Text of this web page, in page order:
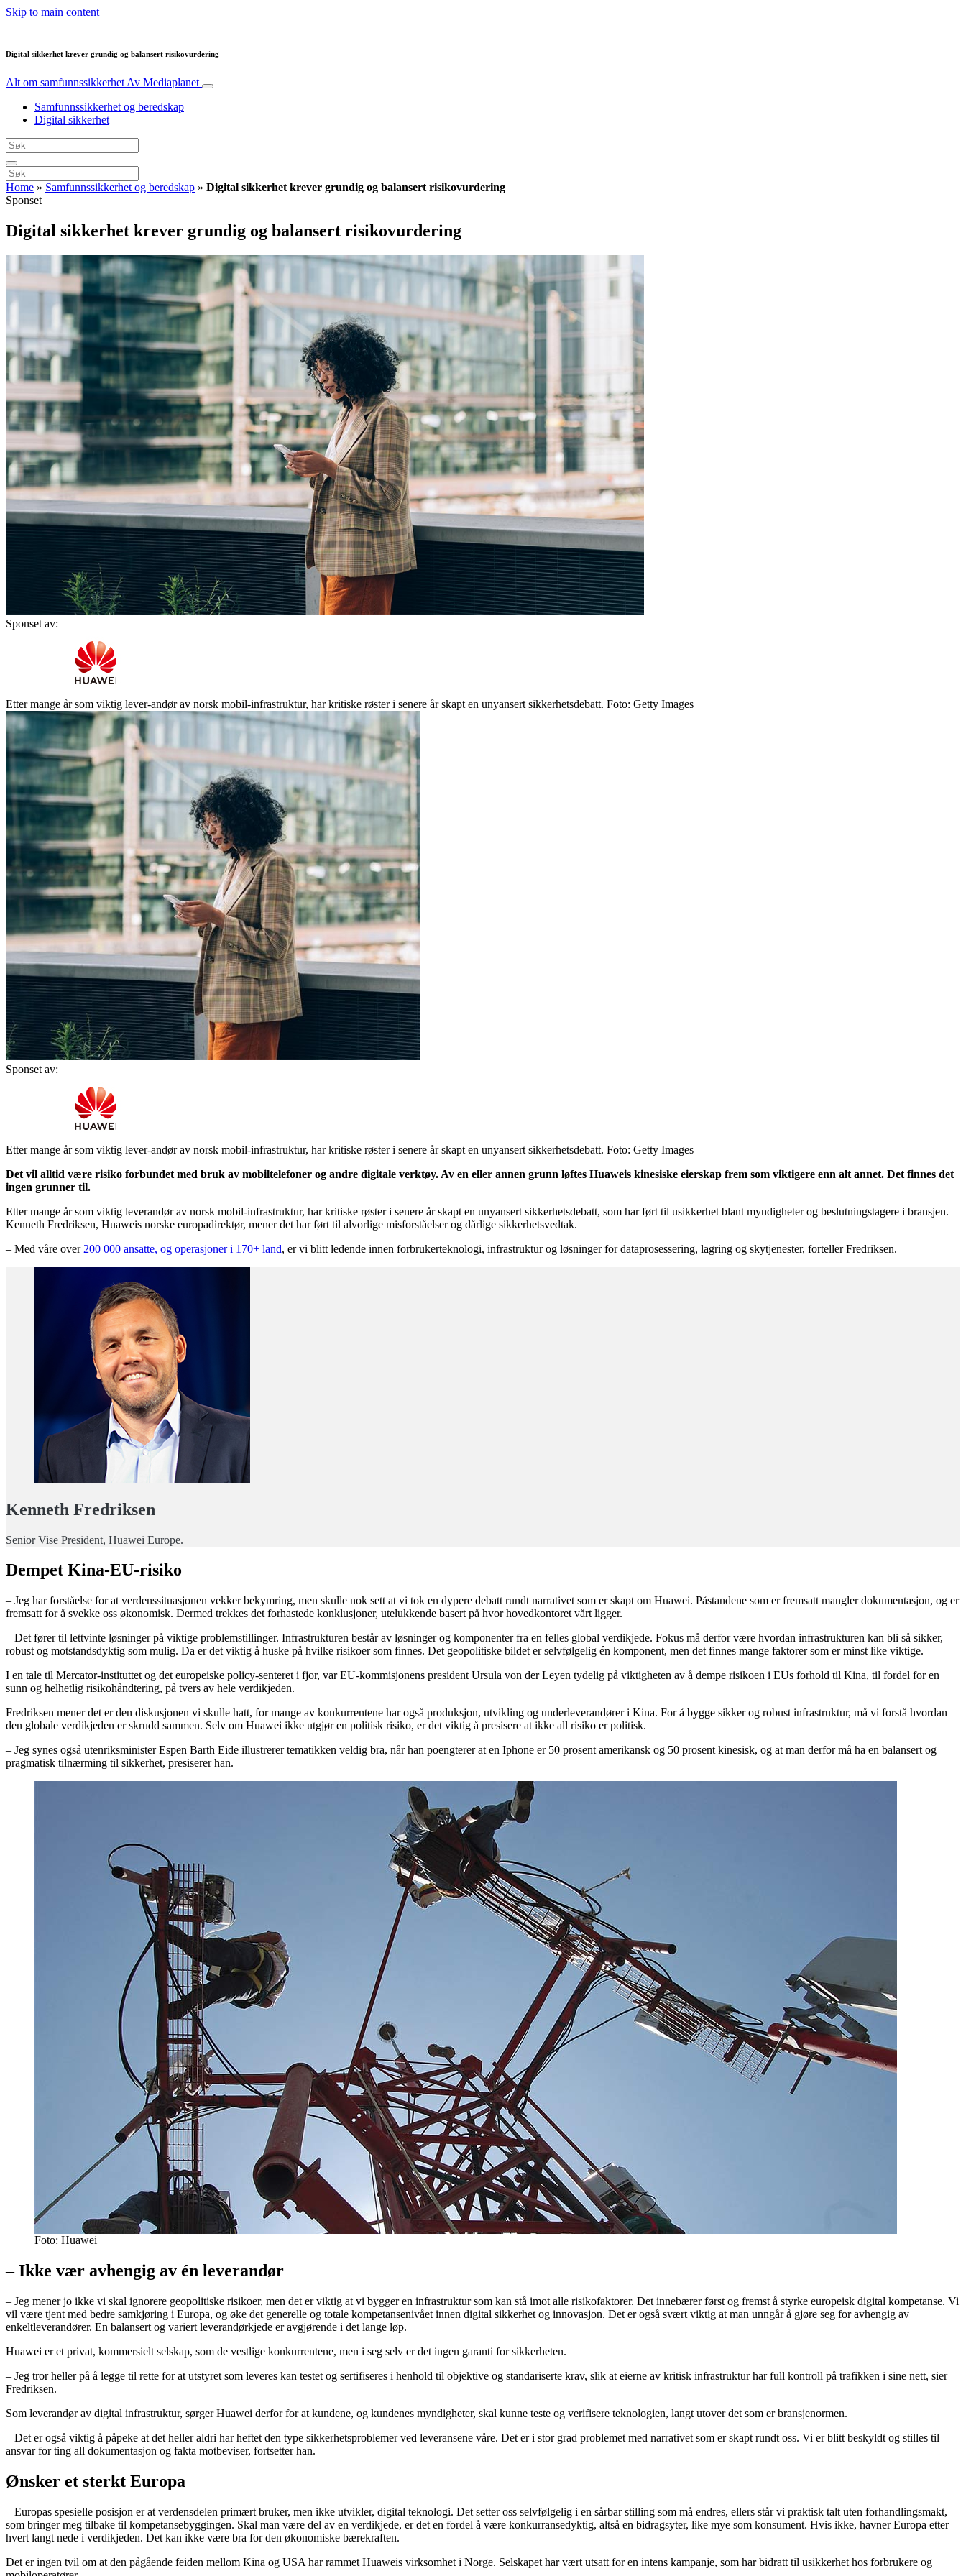
Skip to main content
Digital sikkerhet krever grundig og balansert risikovurdering
Alt om samfunnssikkerhet Av Mediaplanet
Samfunnssikkerhet og beredskap
Digital sikkerhet
Home » Samfunnssikkerhet og beredskap » Digital sikkerhet krever grundig og balansert risikovurdering
Sponset
Digital sikkerhet krever grundig og balansert risikovurdering
Sponset av:
Etter mange år som viktig lever-andør av norsk mobil-infrastruktur, har kritiske røster i senere år skapt en unyansert sikkerhetsdebatt. Foto: Getty Images
Sponset av:
Etter mange år som viktig lever-andør av norsk mobil-infrastruktur, har kritiske røster i senere år skapt en unyansert sikkerhetsdebatt. Foto: Getty Images
Det vil alltid være risiko forbundet med bruk av mobiltelefoner og andre digitale verktøy. Av en eller annen grunn løftes Huaweis kinesiske eierskap frem som viktigere enn alt annet. Det finnes det
ingen grunner til.
Etter mange år som viktig leverandør av norsk mobil-infrastruktur, har kritiske røster i senere år skapt en unyansert sikkerhetsdebatt, som har ført til usikkerhet blant myndigheter og beslutningstagere i bransjen.
Kenneth Fredriksen, Huaweis norske europadirektør, mener det har ført til alvorlige misforståelser og dårlige sikkerhetsvedtak.
– Med våre over 200 000 ansatte, og operasjoner i 170+ land, er vi blitt ledende innen forbrukerteknologi, infrastruktur og løsninger for dataprosessering, lagring og skytjenester, forteller Fredriksen.
Kenneth Fredriksen
Senior Vise President, Huawei Europe.
Dempet Kina-EU-risiko
– Jeg har forståelse for at verdenssituasjonen vekker bekymring, men skulle nok sett at vi tok en dypere debatt rundt narrativet som er skapt om Huawei. Påstandene som er fremsatt mangler dokumentasjon, og er
fremsatt for å svekke oss økonomisk. Dermed trekkes det forhastede konklusjoner, utelukkende basert på hvor hovedkontoret vårt ligger.
– Det fører til lettvinte løsninger på viktige problemstillinger. Infrastrukturen består av løsninger og komponenter fra en felles global verdikjede. Fokus må derfor være hvordan infrastrukturen kan bli så sikker,
robust og motstandsdyktig som mulig. Da er det viktig å huske på hvilke risikoer som finnes. Det geopolitiske bildet er selvfølgelig én komponent, men det finnes mange faktorer som er minst like viktige.
I en tale til Mercator-instituttet og det europeiske policy-senteret i fjor, var EU-kommisjonens president Ursula von der Leyen tydelig på viktigheten av å dempe risikoen i EUs forhold til Kina, til fordel for en
sunn og helhetlig risikohåndtering, på tvers av hele verdikjeden.
Fredriksen mener det er den diskusjonen vi skulle hatt, for mange av konkurrentene har også produksjon, utvikling og underleverandører i Kina. For å bygge sikker og robust infrastruktur, må vi forstå hvordan
den globale verdikjeden er skrudd sammen. Selv om Huawei ikke utgjør en politisk risiko, er det viktig å presisere at ikke all risiko er politisk.
– Jeg synes også utenriksminister Espen Barth Eide illustrerer tematikken veldig bra, når han poengterer at en Iphone er 50 prosent amerikansk og 50 prosent kinesisk, og at man derfor må ha en balansert og
pragmatisk tilnærming til sikkerhet, presiserer han.
Foto: Huawei
– Ikke vær avhengig av én leverandør
– Jeg mener jo ikke vi skal ignorere geopolitiske risikoer, men det er viktig at vi bygger en infrastruktur som kan stå imot alle risikofaktorer. Det innebærer først og fremst å styrke europeisk digital kompetanse. Vi
vil være tjent med bedre samkjøring i Europa, og øke det generelle og totale kompetansenivået innen digital sikkerhet og innovasjon. Det er også svært viktig at man unngår å gjøre seg for avhengig av
enkeltleverandører. En balansert og variert leverandørkjede er avgjørende i det lange løp.
Huawei er et privat, kommersielt selskap, som de vestlige konkurrentene, men i seg selv er det ingen garanti for sikkerheten.
– Jeg tror heller på å legge til rette for at utstyret som leveres kan testet og sertifiseres i henhold til objektive og standariserte krav, slik at eierne av kritisk infrastruktur har full kontroll på trafikken i sine nett, sier
Fredriksen.
Som leverandør av digital infrastruktur, sørger Huawei derfor for at kundene, og kundenes myndigheter, skal kunne teste og verifisere teknologien, langt utover det som er bransjenormen.
– Det er også viktig å påpeke at det heller aldri har heftet den type sikkerhetsproblemer ved leveransene våre. Det er i stor grad problemet med narrativet som er skapt rundt oss. Vi er blitt beskyldt og stilles til
ansvar for ting all dokumentasjon og fakta motbeviser, fortsetter han.
Ønsker et sterkt Europa
– Europas spesielle posisjon er at verdensdelen primært bruker, men ikke utvikler, digital teknologi. Det setter oss selvfølgelig i en sårbar stilling som må endres, ellers står vi praktisk talt uten forhandlingsmakt,
som bringer meg tilbake til kompetansebyggingen. Skal man være del av en verdikjede, er det en fordel å være konkurransedyktig, altså en bidragsyter, like mye som konsument. Hvis ikke, havner Europa etter
hvert langt nede i verdikjeden. Det kan ikke være bra for den økonomiske bærekraften.
Det er ingen tvil om at den pågående feiden mellom Kina og USA har rammet Huaweis virksomhet i Norge. Selskapet har vært utsatt for en intens kampanje, som har bidratt til usikkerhet hos forbrukere og